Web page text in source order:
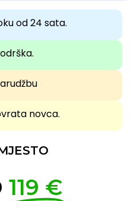
od 24 sata.
novca.
119 €